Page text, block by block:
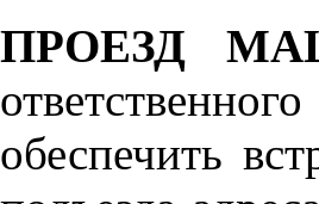
ПРОЕЗД
обеспечить